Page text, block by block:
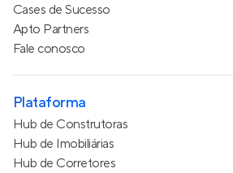
Cases de Sucesso
Apto Partners
Fale conosco
Plataforma
Hub de Construtoras
Hub de Imobiliárias
Hub de Corretores